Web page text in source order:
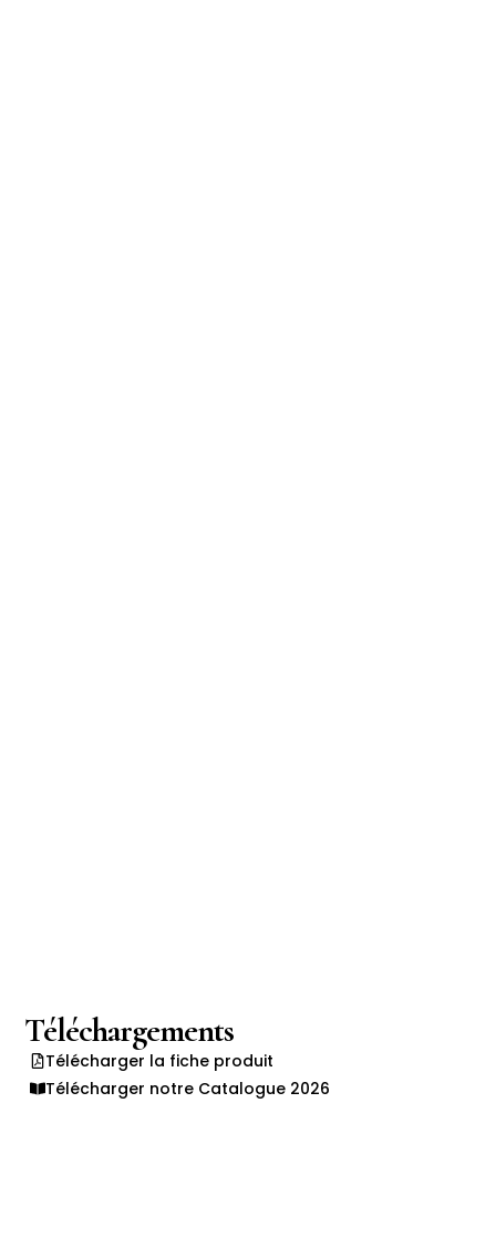
Téléchargements
Télécharger la fiche produit
Télécharger notre Catalogue 2026